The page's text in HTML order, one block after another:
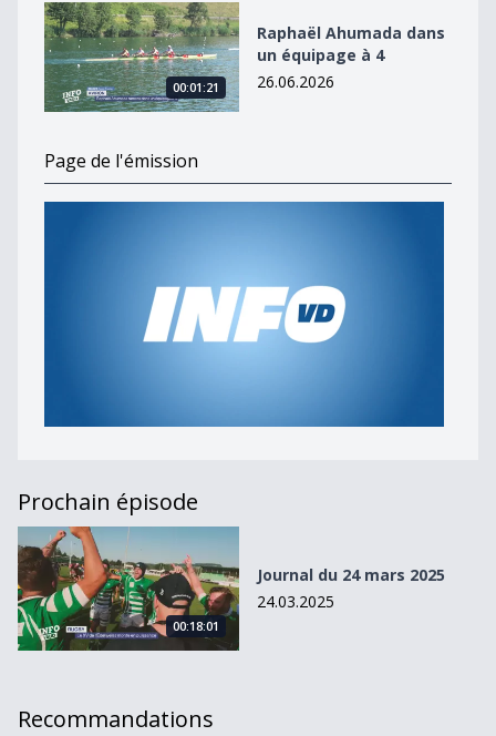
Raphaël Ahumada dans un équipage à 4
00:01:21
Raphaël Ahumada dans
un équipage à 4
26.06.2026
Page de l'émission
Prochain épisode
Journal du 24 mars 2025
00:18:01
Journal du 24 mars 2025
24.03.2025
Recommandations